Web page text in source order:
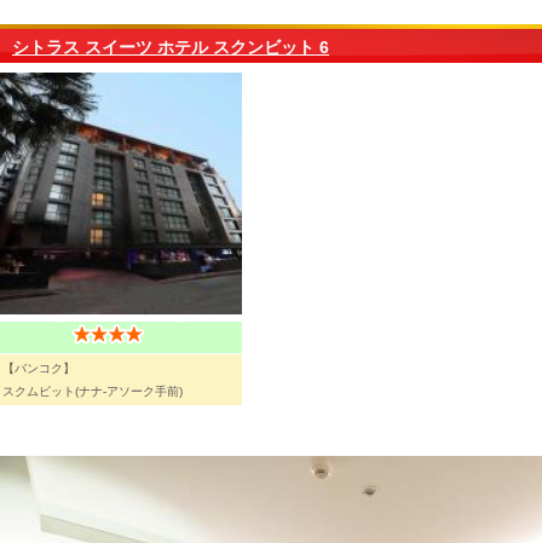
シトラス スイーツ ホテル スクンビット 6
【バンコク】
スクムビット(ナナ-アソーク手前)